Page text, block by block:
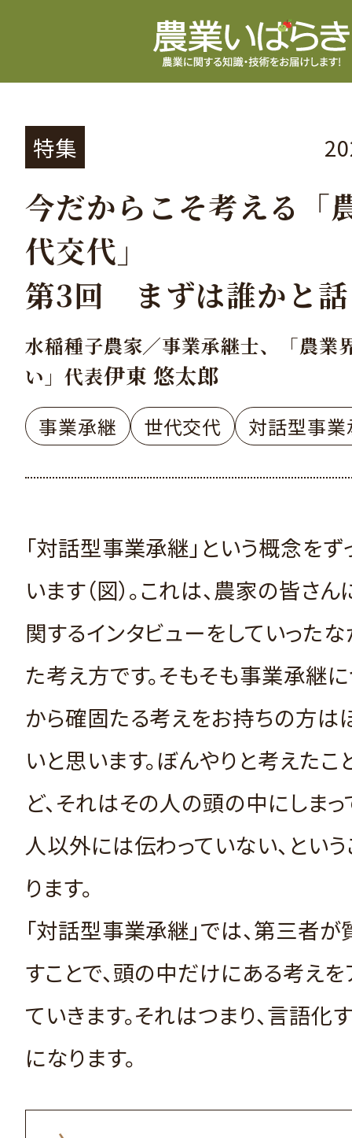
特集
今だからこそ考える「
代交代」
第3回 まずは誰かと
水稲種子農家／事業承継士、「農業
い」代表伊東 悠太郎
事業承継 世代交代 対話型事
「対話型事業承継」という概念を
います（図）。これは、農家の皆さ
関するインタビューをしていった
た考え方です。そもそも事業承継
から確固たる考えをお持ちの方は
いと思います。ぼんやりと考えた
ど、それはその人の頭の中にしまっ
人以外には伝わっていない、とい
ります。
「対話型事業承継」では、第三者
すことで、頭の中だけにある考えを
ていきます。それはつまり、言語化
になります。